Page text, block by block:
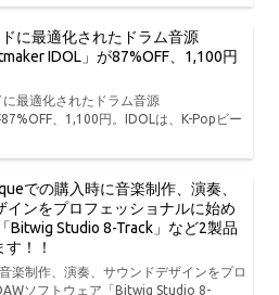
に最適化されたドラム音源
IDOL」が87%OFF、1,100円
に最適化されたドラム音源
、1,100円。IDOLは、K-Popビー
での購入時に音楽制作、演奏、
インをプロフェッショナルに始め
Bitwig Studio 8-Track」など2製品
！！
楽制作、演奏、サウンドデザインをプロ
ソフトウェア「Bitwig Studio 8-